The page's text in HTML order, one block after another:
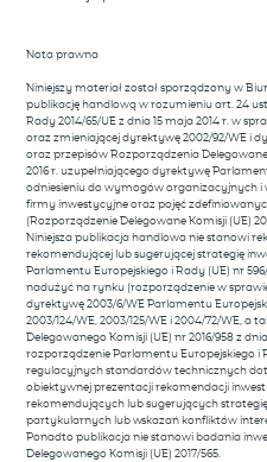
Nota prawna
Niniejszy materiał został sporządzony w
publikację handlową w rozumieniu art. 24
Rady 2014/65/UE z dnia 15 maja 2014 r. w
oraz zmieniającej dyrektywę 2002/92/WE i
oraz przepisów Rozporządzenia
2016 r. uzupełniającego dyrektywę
odniesieniu do wymogów organizacyjnych i
firmy inwestycyjne oraz pojęć
(Rozporządzenie Delegowane Komisji (UE)
Niniejsza publikacja handlowa nie stanowi
rekomendującej lub sugerującej strategię
Parlamentu Europejskiego i Rady (UE) nr
nadużyć na rynku (rozporządzenie w
dyrektywę 2003/6/WE Parlamentu
2003/124/WE, 2003/125/WE i 2004/72/WE,
Delegowanego Komisji (UE) nr 2016/958 z
rozporządzenie Parlamentu Europejskiego i
regulacyjnych standardów technicznych
obiektywnej prezentacji rekomendacji
rekomendujących lub sugerujących
partykularnych lub wskazań konfliktów
Ponadto publikacja nie stanowi badania
Delegowanego Komisji (UE) 2017/565.